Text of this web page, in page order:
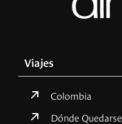
Viajes
Colombia
Dónde Quedarse